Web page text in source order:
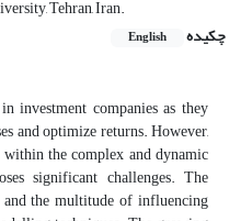
Tehran, Iran.
چکیده
English
investment companies as they
and optimize returns. However,
the complex and dynamic
significant challenges. The
the multitude of influencing